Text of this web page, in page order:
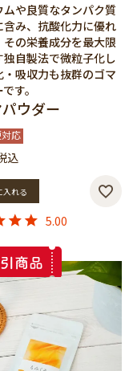
ムや良質なタンパク質
含み、抗酸化力に優れ
その栄養成分を最大限
独自製法で微粒子化し
・吸収力も抜群のゴマ
す。
ウダー
応
込
入れる
5.00